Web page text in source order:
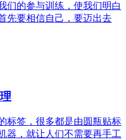
们的参与训练，使我们明白
先要相信自己，要迈出去
标签，很多都是由圆瓶贴标
器，就让人们不需要再手工